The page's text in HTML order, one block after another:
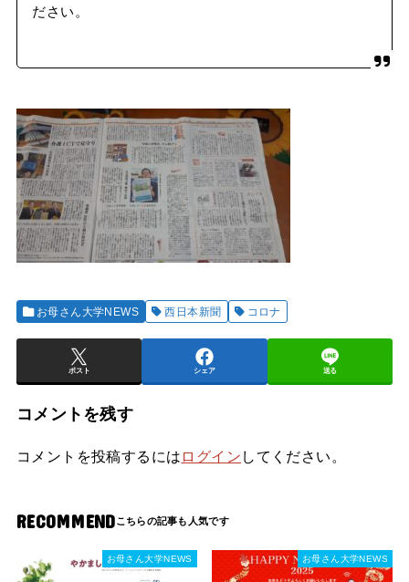
ださい。
お母さん大学NEWS 西日本新聞 コロナ
ポスト シェア 送る
コメントを残す
コメントを投稿するには ログイン してください。
RECOMMEND
お母さん大学NEWS お母さん大学NEWS